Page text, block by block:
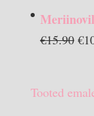
€15.90 €
Tooted